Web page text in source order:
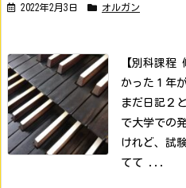
2022年2月3日 オルガン
【別科課程
かった１年
まだ日記２
で大学での
けれど、試
てて ...